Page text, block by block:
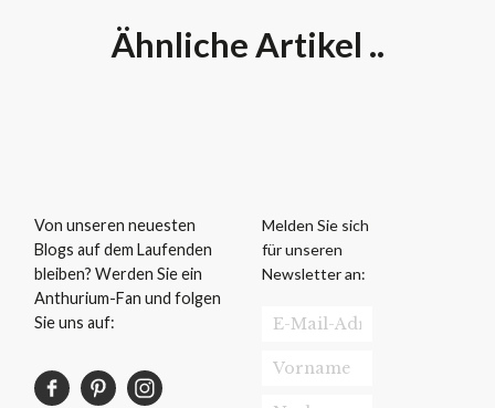
Ähnliche Artikel ..
Von unseren neuesten
Blogs auf dem Laufenden
bleiben? Werden Sie ein
Anthurium-Fan und folgen
Sie uns auf:
Melden Sie sich
für unseren
Newsletter an: